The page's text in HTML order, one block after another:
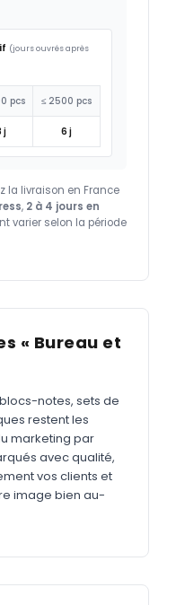
(jours ouvrés après
pcs ≤ 2500 pcs
j 6 j
la livraison en France
, 2 à 4 jours en
varier selon la période
« Bureau et
notes, sets de
restent les
marketing par
avec qualité,
vos clients et
image bien au-